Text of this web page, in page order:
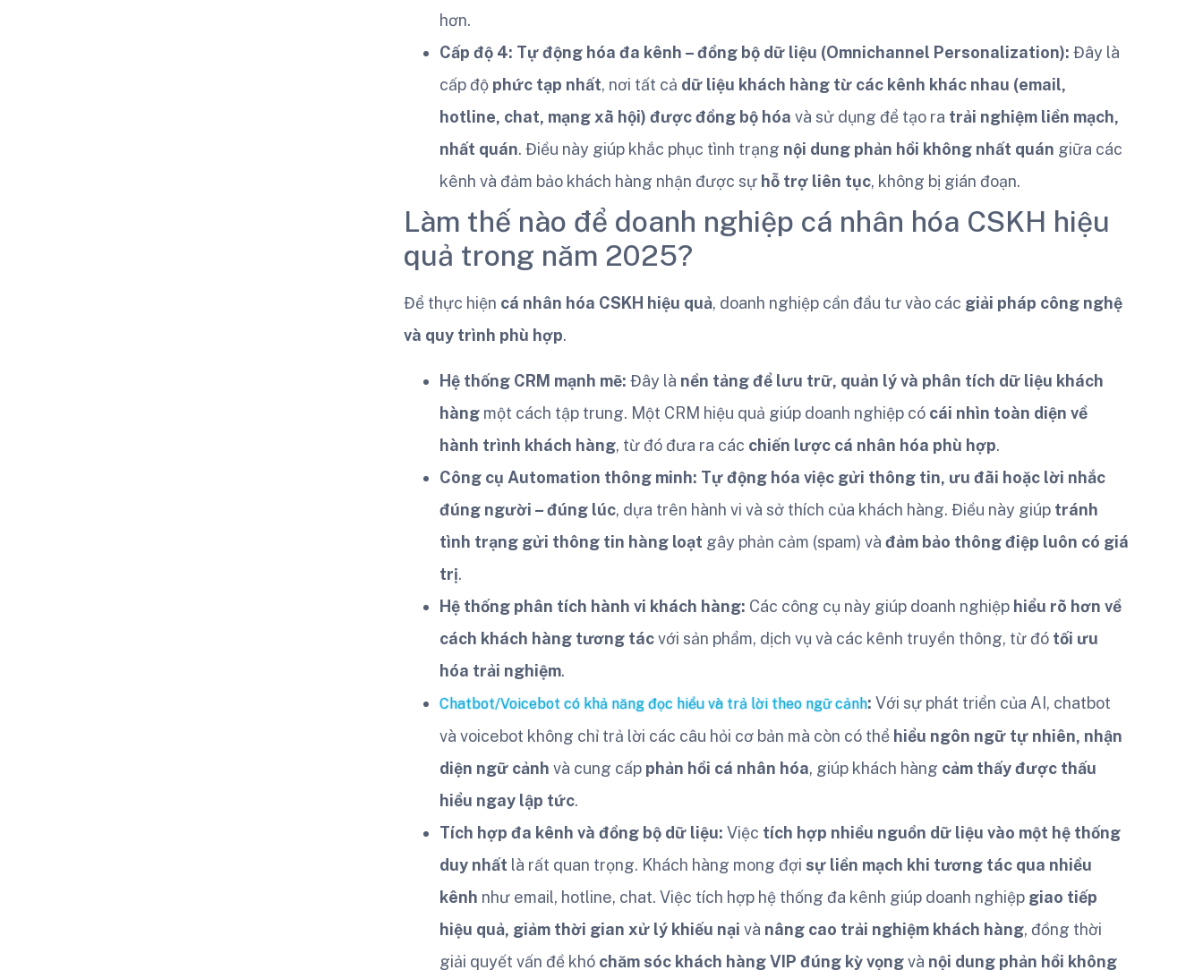
hơn.
Cấp độ 4: Tự động hóa đa kênh – đồng bộ dữ liệu (Omnichannel Personalization): Đây là
cấp độ phức tạp nhất, nơi tất cả dữ liệu khách hàng từ các kênh khác nhau (email,
hotline, chat, mạng xã hội) được đồng bộ hóa và sử dụng để tạo ra trải nghiệm liền mạch,
nhất quán. Điều này giúp khắc phục tình trạng nội dung phản hồi không nhất quán giữa các
kênh và đảm bảo khách hàng nhận được sự hỗ trợ liên tục, không bị gián đoạn.
Làm thế nào để doanh nghiệp cá nhân hóa CSKH hiệu
quả trong năm 2025?
Để thực hiện cá nhân hóa CSKH hiệu quả, doanh nghiệp cần đầu tư vào các giải pháp công nghệ
và quy trình phù hợp.
Hệ thống CRM mạnh mẽ: Đây là nền tảng để lưu trữ, quản lý và phân tích dữ liệu khách
hàng một cách tập trung. Một CRM hiệu quả giúp doanh nghiệp có cái nhìn toàn diện về
hành trình khách hàng, từ đó đưa ra các chiến lược cá nhân hóa phù hợp.
Công cụ Automation thông minh: Tự động hóa việc gửi thông tin, ưu đãi hoặc lời nhắc
đúng người – đúng lúc, dựa trên hành vi và sở thích của khách hàng. Điều này giúp tránh
tình trạng gửi thông tin hàng loạt gây phản cảm (spam) và đảm bảo thông điệp luôn có giá
trị.
Hệ thống phân tích hành vi khách hàng: Các công cụ này giúp doanh nghiệp hiểu rõ hơn về
cách khách hàng tương tácvới sản phẩm, dịch vụ và các kênh truyền thông, từ đó tối ưu
hóa trải nghiệm.
Chatbot/Voicebot có khả năng đọc hiểu và trả lời theo ngữ cảnh: Với sự phát triển của AI, chatbot
và voicebot không chỉ trả lời các câu hỏi cơ bản mà còn có thể hiểu ngôn ngữ tự nhiên, nhận
diện ngữ cảnh và cung cấp phản hồi cá nhân hóa, giúp khách hàng cảm thấy được thấu
hiểu ngay lập tức.
Tích hợp đa kênh và đồng bộ dữ liệu: Việc tích hợp nhiều nguồn dữ liệu vào một hệ thống
duy nhất là rất quan trọng. Khách hàng mong đợi sự liền mạch khi tương tác qua nhiều
kênh như email, hotline, chat. Việc tích hợp hệ thống đa kênh giúp doanh nghiệp giao tiếp
hiệu quả, giảm thời gian xử lý khiếu nại và nâng cao trải nghiệm khách hàng, đồng thời
giải quyết vấn đề khó chăm sóc khách hàng VIP đúng kỳ vọngvà nội dung phản hồi không